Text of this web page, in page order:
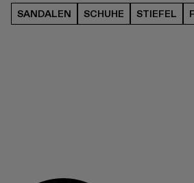
SANDALEN SCHUHE STIEFEL